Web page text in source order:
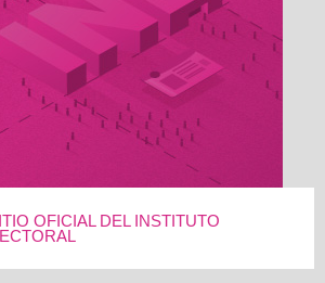
OFICIAL DEL INSTITUTO